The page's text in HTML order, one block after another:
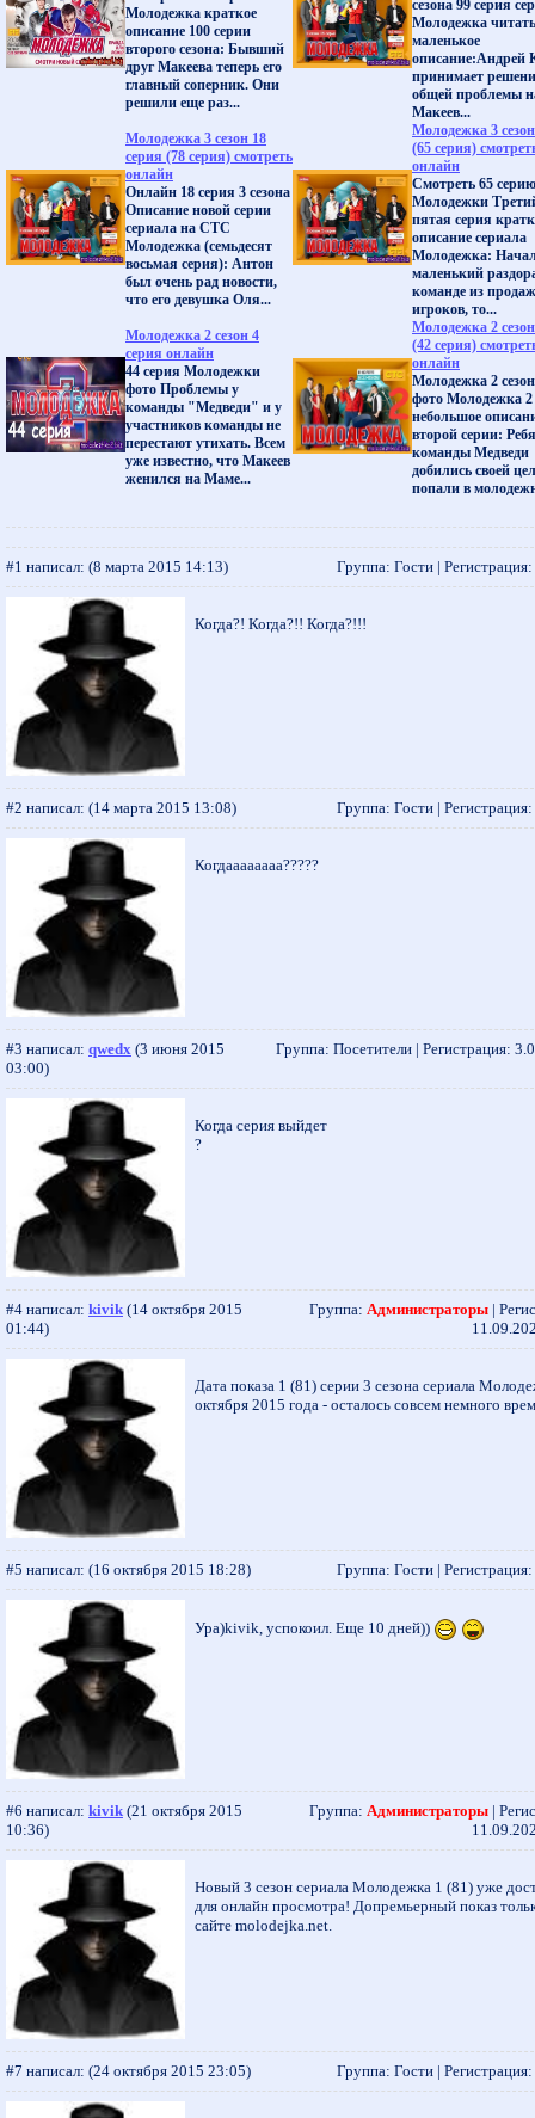
Молодежка краткое
описание 100 серии
второго сезона: Бывший
друг Макеева теперь его
главный соперник. Они
решили еще раз...
сезона 99 серия
Молодежка читать
маленькое
описание:Андрей
принимает
общей проблемы
Макеев...
Молодежка 3 сезон 18
серия (78 серия) смотреть
онлайн
Онлайн 18 серия 3 сезона
Описание новой серии
сериала на СТС
Молодежка (семьдесят
восьмая серия): Антон
был очень рад новости,
что его девушка Оля...
Молодежка 3
(65 серия)
онлайн
Смотреть 65 серию
Молодежки
пятая серия
описание сериала
Молодежка:
маленький
команде из
игроков, то...
Молодежка 2 сезон 4
серия онлайн
44 серия Молодежки
фото Проблемы у
команды "Медведи" и у
участников команды не
перестают утихать. Всем
уже известно, что Макеев
женился на Маме...
Молодежка 2
(42 серия)
онлайн
Молодежка 2
фото Молодежка 2
небольшое
второй серии:
команды Медведи
добились своей
попали в
#1 написал: (8 марта 2015 14:13) Группа: Гости |
Когда?! Когда?!! Когда?!!!
#2 написал: (14 марта 2015 13:08) Группа: Гости |
Когдаааааааа?????
#3 написал: qwedx (3 июня 2015
03:00)
Группа: Посетители | Регистрация:
Когда серия выйдет
?
#4 написал: kivik (14 октября 2015
01:44)
Группа: Администраторы |
Дата показа 1 (81) серии 3 сезона сериала
октября 2015 года - осталось совсем немного
#5 написал: (16 октября 2015 18:28) Группа: Гости |
Ура)kivik, успокоил. Еще 10 дней))
#6 написал: kivik (21 октября 2015
10:36)
Группа: Администраторы |
Новый 3 сезон сериала Молодежка 1 (81) уже
для онлайн просмотра! Допремьерный показ
сайте molodejka.net.
#7 написал: (24 октября 2015 23:05) Группа: Гости |